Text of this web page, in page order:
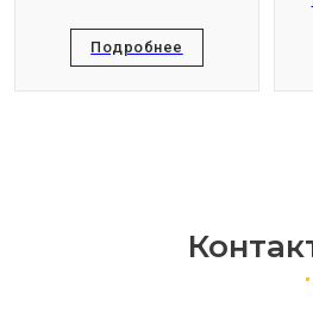
Подробнее